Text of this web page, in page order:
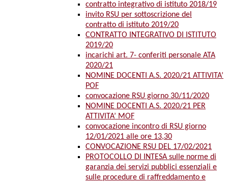
contratto integrativo di istituto 2018/19
invito RSU per sottoscrizione del
contratto di istituto 2019/20
CONTRATTO INTEGRATIVO DI ISTITUTO
2019/20
incarichi art. 7- conferiti personale ATA
2020/21
NOMINE DOCENTI A.S. 2020/21 ATTIVITA’
POF
convocazione RSU giorno 30/11/2020
NOMINE DOCENTI A.S. 2020/21 PER
ATTIVITA’ MOF
convocazione incontro di RSU giorno
12/01/2021 alle ore 13,30
CONVOCAZIONE RSU DEL 17/02/2021
PROTOCOLLO DI INTESA sulle norme di
garanzia dei servizi pubblici essenziali e
sulle procedure di raffreddamento e